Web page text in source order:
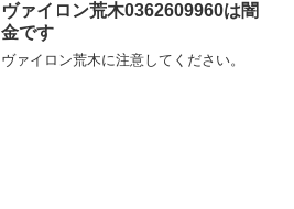
ヴァイロン荒木0362609960は闇
金です
ヴァイロン荒木に注意してください。